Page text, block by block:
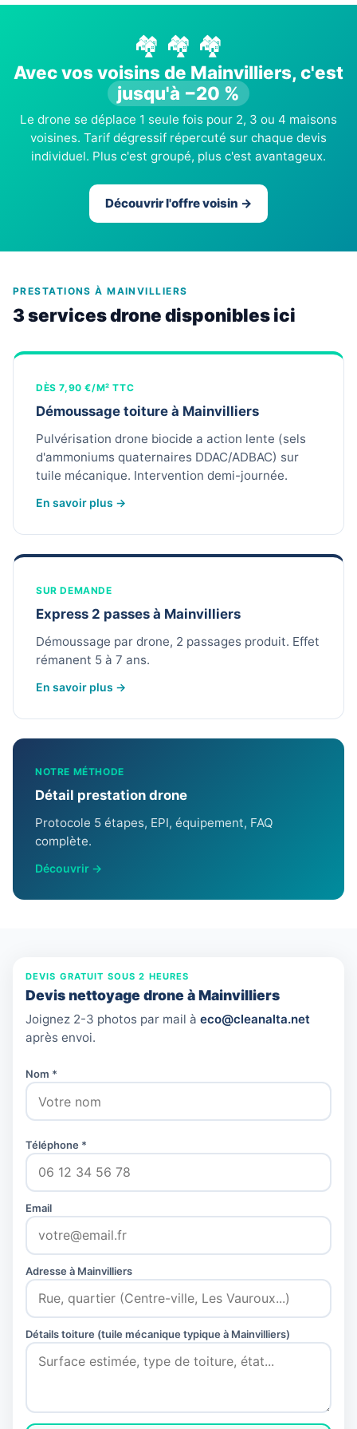
🏘️ 🏘️ 🏘️
Avec vos voisins de Mainvilliers, c'est
jusqu'à −20 %
Le drone se déplace 1 seule fois pour 2, 3 ou 4 maisons
voisines. Tarif dégressif répercuté sur chaque devis
individuel. Plus c'est groupé, plus c'est avantageux.
Découvrir l'offre voisin →
PRESTATIONS À MAINVILLIERS
3 services drone disponibles ici
DÈS 7,90 €/M² TTC
Démoussage toiture à Mainvilliers
Pulvérisation drone biocide a action lente (sels
d'ammoniums quaternaires DDAC/ADBAC) sur
tuile mécanique. Intervention demi-journée.
En savoir plus →
SUR DEMANDE
Express 2 passes à Mainvilliers
Démoussage par drone, 2 passages produit. Effet
rémanent 5 à 7 ans.
En savoir plus →
NOTRE MÉTHODE
Détail prestation drone
Protocole 5 étapes, EPI, équipement, FAQ
complète.
Découvrir →
DEVIS GRATUIT SOUS 2 HEURES
Devis nettoyage drone à Mainvilliers
Joignez 2-3 photos par mail à eco@cleanalta.net
après envoi.
Nom *
Téléphone *
Email
Adresse à Mainvilliers
Détails toiture (tuile mécanique typique à Mainvilliers)